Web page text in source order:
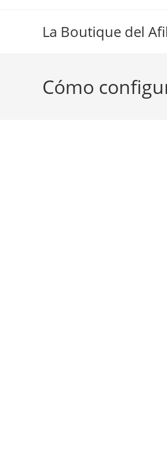
La Boutique del
Cómo